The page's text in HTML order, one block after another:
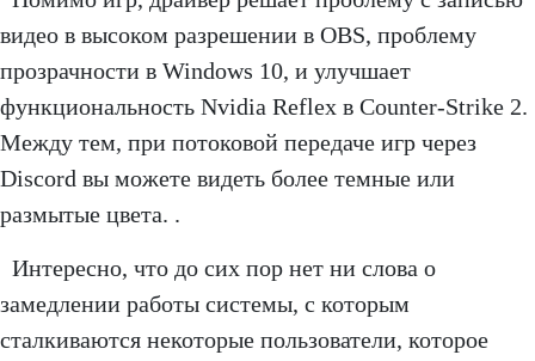
видео в высоком разрешении в OBS, проблему
прозрачности в Windows 10, и улучшает
функциональность Nvidia Reflex в Counter-Strike 2.
Между тем, при потоковой передаче игр через
Discord вы можете видеть более темные или
размытые цвета. .
Интересно, что до сих пор нет ни слова о
замедлении работы системы, с которым
сталкиваются некоторые пользователи, которое